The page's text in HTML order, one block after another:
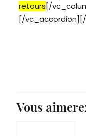
retours[/
[/
Vous